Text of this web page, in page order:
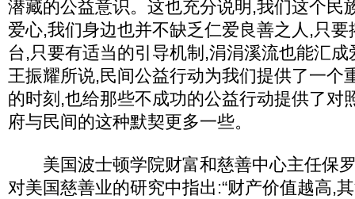
潜藏的公益意识。这也充分说明,我们这个民
爱心,我们身边也并不缺乏仁爱良善之人,只
台,只要有适当的引导机制,涓涓溪流也能汇
王振耀所说,民间公益行动为我们提供了一个
的时刻,也给那些不成功的公益行动提供了对
府与民间的这种默契更多一些。
美国波士顿学院财富和慈善中心主任保罗
对美国慈善业的研究中指出:“财产价值越高,